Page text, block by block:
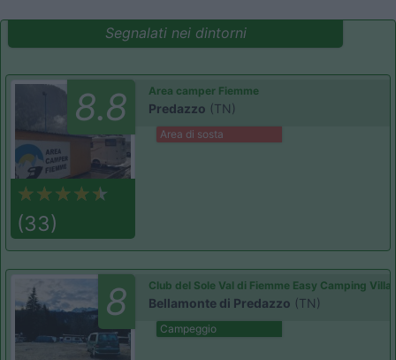
Segnalati nei dintorni
8.8
(33)
Area camper Fiemme
Predazzo (TN)
Area di sosta
8 Club del Sole Val di Fiemme Easy Camping
Bellamonte di Predazzo (TN)
Campeggio